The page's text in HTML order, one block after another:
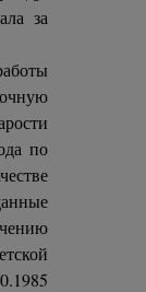
за
по